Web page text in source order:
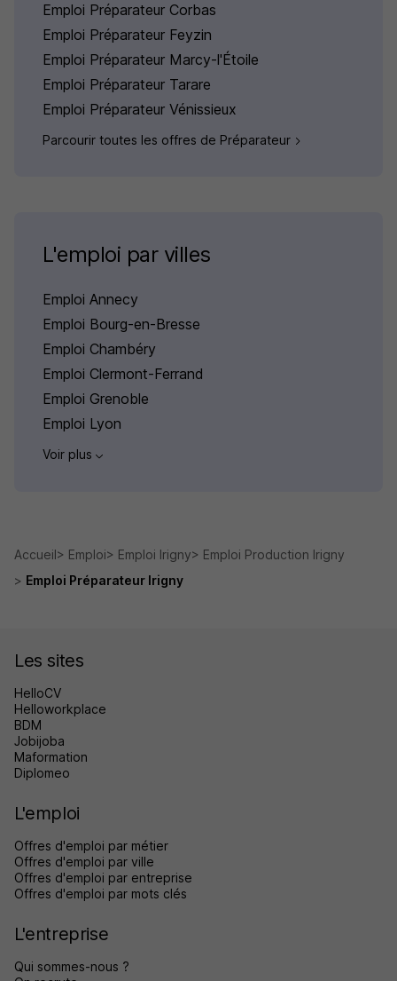
Emploi Préparateur Corbas
Emploi Préparateur Feyzin
Emploi Préparateur Marcy-l'Étoile
Emploi Préparateur Tarare
Emploi Préparateur Vénissieux
Parcourir toutes les offres de Préparateur
L'emploi par villes
Emploi Annecy
Emploi Bourg-en-Bresse
Emploi Chambéry
Emploi Clermont-Ferrand
Emploi Grenoble
Emploi Lyon
Voir plus
Accueil Emploi Emploi Irigny
Emploi Production Irigny
Emploi Préparateur Irigny
Les sites
HelloCV
Helloworkplace
BDM
Jobijoba
Maformation
Diplomeo
L'emploi
Offres d'emploi par métier
Offres d'emploi par ville
Offres d'emploi par entreprise
Offres d'emploi par mots clés
L'entreprise
Qui sommes-nous ?